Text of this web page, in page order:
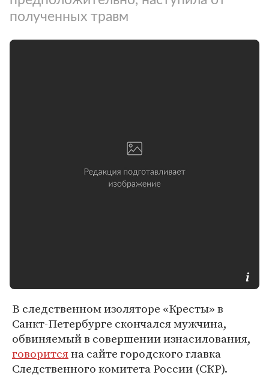
полученных травм
В следственном изоляторе «Кресты» в
Санкт-Петербурге скончался мужчина,
обвиняемый в совершении изнасилования,
говоритсяна сайте городского главка
Следственного комитета России (СКР).